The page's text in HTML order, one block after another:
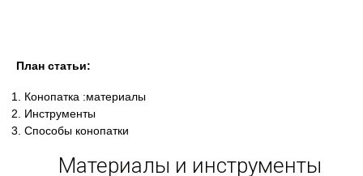
План статьи:
Конопатка :материалы
Инструменты
Способы конопатки
Материалы и инструменты